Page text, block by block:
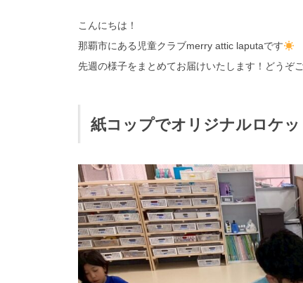
こんにちは！
那覇市にある児童クラブmerry attic laputaです
先週の様子をまとめてお届けいたします！どうぞ
紙コップでオリジナルロケッ